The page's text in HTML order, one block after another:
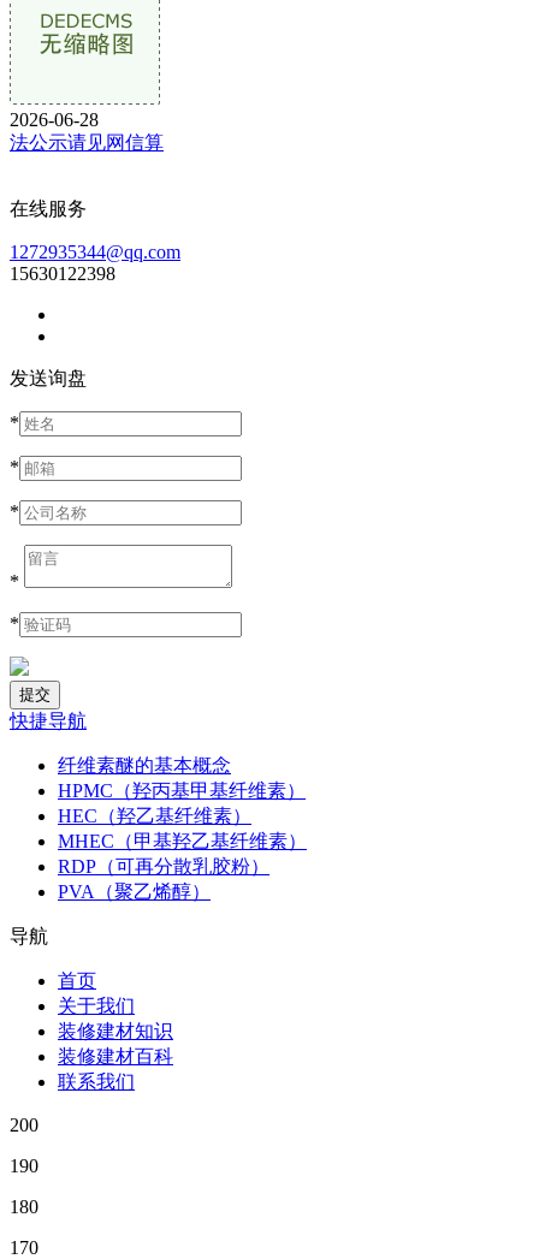
2026-06-28
法公示请见网信算
在线服务
1272935344@qq.com
15630122398
发送询盘
*
*
*
*
*
快捷导航
纤维素醚的基本概念
HPMC（羟丙基甲基纤维素）
HEC（羟乙基纤维素）
MHEC（甲基羟乙基纤维素）
RDP（可再分散乳胶粉）
PVA（聚乙烯醇）
导航
首页
关于我们
装修建材知识
装修建材百科
联系我们
200
190
180
170